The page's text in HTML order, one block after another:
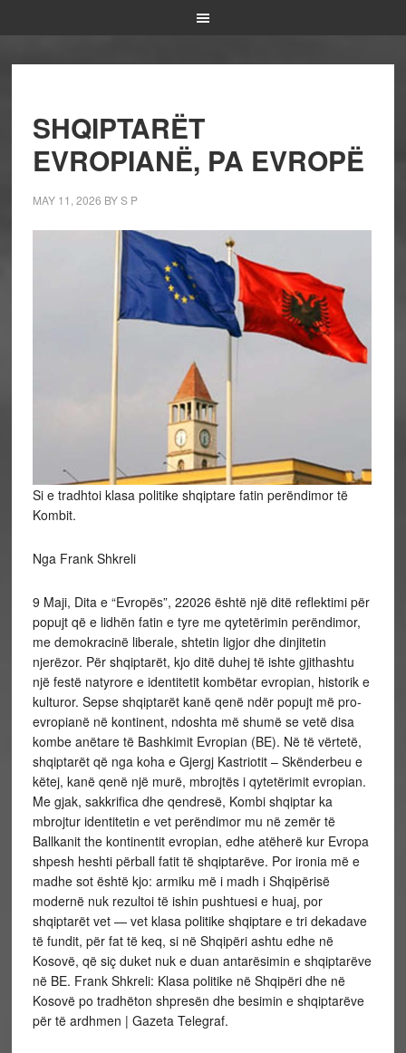
SHQIPTARËT
EVROPIANË, PA EVROPË
MAY 11, 2026 BYS P
Si e tradhtoi klasa politike shqiptare fatin perëndimor të
Kombit.
Nga Frank Shkreli
9 Maji, Dita e “Evropës”, 22026 është një ditë reflektimi për
popujt që e lidhën fatin e tyre me qytetërimin perëndimor,
me demokracinë liberale, shtetin ligjor dhe dinjitetin
njerëzor. Për shqiptarët, kjo ditë duhej të ishte gjithashtu
një festë natyrore e identitetit kombëtar evropian, historik e
kulturor. Sepse shqiptarët kanë qenë ndër popujt më pro-
evropianë në kontinent, ndoshta më shumë se vetë disa
kombe anëtare të Bashkimit Evropian (BE). Në të vërtetë,
shqiptarët që nga koha e Gjergj Kastriotit – Skënderbeu e
këtej, kanë qenë një murë, mbrojtës i qytetërimit evropian.
Me gjak, sakkrifica dhe qendresë, Kombi shqiptar ka
mbrojtur identitetin e vet perëndimor mu në zemër të
Ballkanit the kontinentit evropian, edhe atëherë kur Evropa
shpesh heshti përball fatit të shqiptarëve. Por ironia më e
madhe sot është kjo: armiku më i madh i Shqipërisë
modernë nuk rezultoi të ishin pushtuesi e huaj, por
shqiptarët vet — vet klasa politike shqiptare e tri dekadave
të fundit, për fat të keq, si në Shqipëri ashtu edhe në
Kosovë, që siç duket nuk e duan antarësimin e shqiptarëve
në BE. Frank Shkreli: Klasa politike në Shqipëri dhe në
Kosovë po tradhëton shpresën dhe besimin e shqiptarëve
për të ardhmen | Gazeta Telegraf.